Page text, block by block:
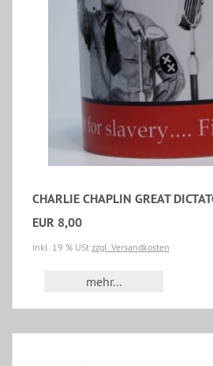
CHARLIE CHAPLIN GREAT
EUR 8,00
inkl. 19 % USt zzgl. Versandkosten
mehr...